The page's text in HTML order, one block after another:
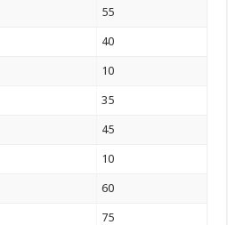
55
40
10
35
45
10
60
75